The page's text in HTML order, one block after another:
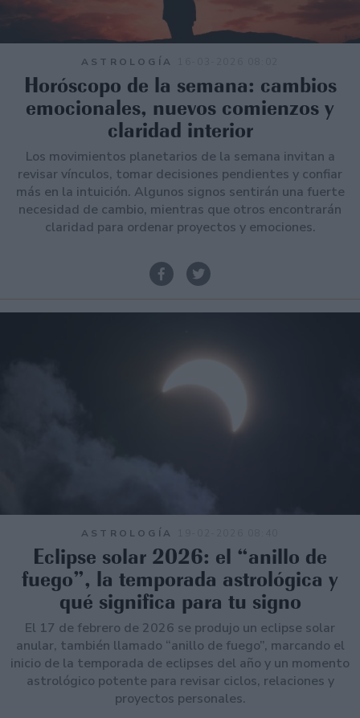
ASTROLOGÍA
Horóscopo de la semana: cambios
emocionales, nuevos comienzos y
claridad interior
Los movimientos planetarios de la semana invitan a
revisar vínculos, tomar decisiones pendientes y confiar
más en la intuición. Algunos signos sentirán una fuerte
necesidad de cambio, mientras que otros encontrarán
claridad para ordenar proyectos y emociones.
ASTROLOGÍA
Eclipse solar 2026: el “anillo de
fuego”, la temporada astrológica y
qué significa para tu signo
El 17 de febrero de 2026 se produjo un eclipse solar
anular, también llamado “anillo de fuego”, marcando el
inicio de la temporada de eclipses del año y un momento
astrológico potente para revisar ciclos, relaciones y
proyectos personales.